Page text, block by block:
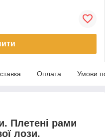
Оплата Умови
Плетені рами
лози.